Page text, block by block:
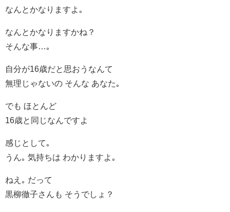
なんとかなりますよ｡
なんとかなりますかね？
そんな事…｡
自分が16歳だと思おうなんて
無理じゃないの そんな あなた｡
でも ほとんど
16歳と同じなんですよ
感じとして｡
うん｡ 気持ちは わかりますよ｡
ねえ｡ だって
黒柳徹子さんも そうでしょ？